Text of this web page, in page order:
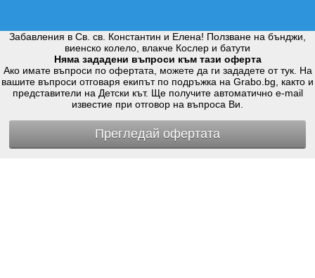
Забавления в Св. св. Константин и Елена! Ползване на бънджи,
виенско колело, влакче Кослер и батути
Няма зададени въпроси към тази оферта
Ако имате въпроси по офертата, можете да ги зададете от тук. На
вашите въпроси отговаря екипът по подръжка на Grabo.bg, както и
представители на Детски кът. Ще получите автоматично e-mail
известие при отговор на въпроса Ви.
Прегледай офертата